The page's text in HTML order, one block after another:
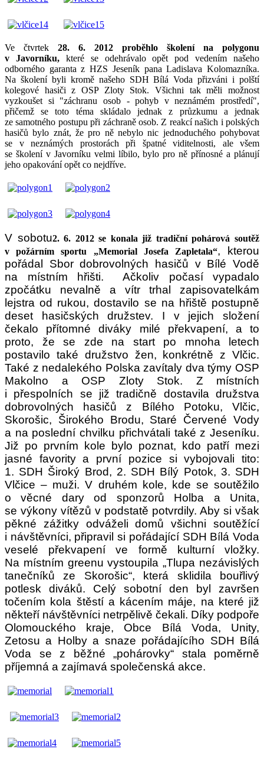
Ve čtvrtek 28. 6. 2012 proběhlo školení na polygonu
v Javorníku,které se odehrávalo opět pod vedením našeho
odborného garanta z HZS Jeseník pana Ladislava Kolomazníka.
Na školení byli kromě našeho SDH Bílá Voda přizváni i polští
kolegové hasiči z OSP Zloty Stok. Všichni tak měli možnost
vyzkoušet si "záchranu osob - pohyb v neznámém prostředí",
přičemž se toto téma skládalo jednak z průzkumu a jednak
ze samotného postupu při záchraně osob. Z reakcí našich i polských
hasičů bylo znát, že pro ně nebylo nic jednoduchého pohybovat
se v neznámých prostorách při špatné viditelnosti, ale všem
se školení v Javorníku velmi líbilo, bylo pro ně přínosné a plánují
jeho opakování opět co nejdříve.
V sobotu2. 6. 2012 se konala již tradiční pohárová soutěž
v požárním sportu „Memorial Josefa Zapletala“, kterou
pořádal Sbor dobrovolných hasičů v Bílé Vodě
na místním hřišti. Ačkoliv počasí vypadalo
zpočátku nevalně a vítr trhal zapisovatelkám
lejstra od rukou, dostavilo se na hřiště postupně
deset hasičských družstev. I v jejich složení
čekalo přítomné diváky milé překvapení, a to
proto, že se zde na start po mnoha letech
postavilo také družstvo žen, konkrétně z Vlčic.
Také z nedalekého Polska zavítaly dva týmy OSP
Makolno a OSP Zloty Stok. Z místních
i přespolních se již tradičně dostavila družstva
dobrovolných hasičů z Bílého Potoku, Vlčic,
Skorošic, Širokého Brodu, Staré Červené Vody
a na poslední chvilku přichvátali také z Jeseníku.
Již po prvním kole bylo poznat, kdo patří mezi
jasné favority a první pozice si vybojovali tito:
1. SDH Široký Brod, 2. SDH Bílý Potok, 3. SDH
Vlčice – muži. V druhém kole, kde se soutěžilo
o věcné dary od sponzorů Holba a Unita,
se výkony vítězů v podstatě potvrdily. Aby si však
pěkné zážitky odváželi domů všichni soutěžící
i návštěvníci, připravil si pořádající SDH Bílá Voda
veselé překvapení ve formě kulturní vložky.
Na místním greenu vystoupila „Tlupa nezávislých
tanečníků ze Skorošic“, která sklidila bouřlivý
potlesk diváků. Celý sobotní den byl završen
točením kola štěstí a kácením máje, na které již
někteří návštěvníci netrpělivě čekali. Díky podpoře
Olomouckého kraje, Obce Bílá Voda, Unity,
Zetosu a Holby a snaze pořádajícího SDH Bílá
Voda se z běžné „pohárovky“ stala poměrně
příjemná a zajímavá společenská akce.